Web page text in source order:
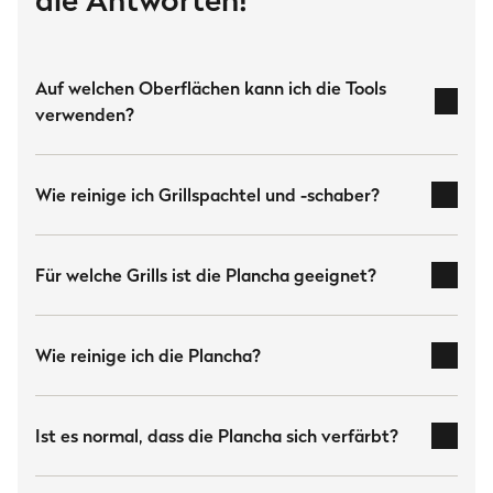
33 cm
Gesamt
Gewicht
Grillspachtel - Gewicht
300 g
560 g
Abmessungen
Auf welchen Oberflächen kann ich die Tools
verwenden?
Wie reinige ich Grillspachtel und -schaber?
Für welche Grills ist die Plancha geeignet?
große Plancha:Statt der Roste in allen
Grillgrößen einsetzbar
Wie reinige ich die Plancha?
Für die schnelle Reinigung:
Ist es normal, dass die Plancha sich verfärbt?